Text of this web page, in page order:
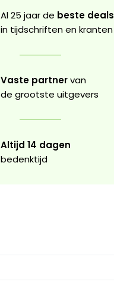
Al 25 jaar de beste deals
in tijdschriften en kranten
Vaste partnervan
de grootste uitgevers
Altijd 14 dagen
bedenktijd